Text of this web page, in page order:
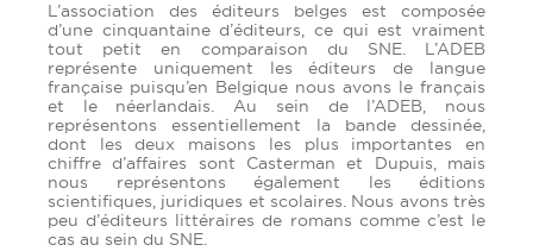
L’association des éditeurs belges est composée
d’une cinquantaine d’éditeurs, ce qui est vraiment
tout petit en comparaison du SNE. L’ADEB
représente uniquement les éditeurs de langue
française puisqu’en Belgique nous avons le français
et le néerlandais. Au sein de l’ADEB, nous
représentons essentiellement la bande dessinée,
dont les deux maisons les plus importantes en
chiffre d’affaires sont Casterman et Dupuis, mais
nous représentons également les éditions
scientifiques, juridiques et scolaires. Nous avons très
peu d’éditeurs littéraires de romans comme c’est le
cas au sein du SNE.